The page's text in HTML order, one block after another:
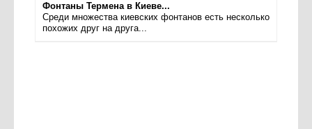
Фонтаны Термена в Киеве...
Среди множества киевских фонтанов есть несколько
похожих друг на друга...